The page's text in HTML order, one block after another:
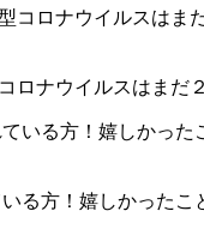
ロナウイルスはまだ
いる方！嬉しかった